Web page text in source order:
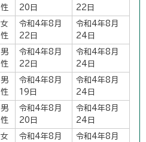
性
20日
22日
女
性
令和4年8月
22日
令和4年8月
24日
男
性
令和4年8月
22日
令和4年8月
24日
男
性
令和4年8月
19日
令和4年8月
24日
男
性
令和4年8月
20日
令和4年8月
24日
女
令和4年8月
令和4年8月